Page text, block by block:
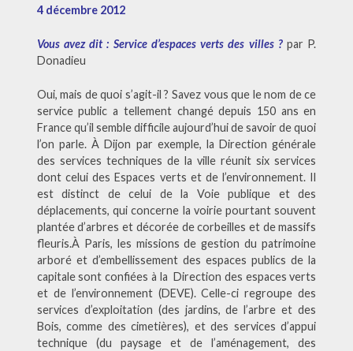
4 décembre 2012
Vous avez dit : Service d’espaces verts des villes ?par P.
Donadieu
Oui, mais de quoi s’agit-il ? Savez vous que le nom de ce
service public a tellement changé depuis 150 ans en
France qu’il semble difficile aujourd’hui de savoir de quoi
l’on parle. À Dijon par exemple, la Direction générale
des services techniques de la ville réunit six services
dont celui des Espaces verts et de l’environnement. Il
est distinct de celui de la Voie publique et des
déplacements, qui concerne la voirie pourtant souvent
plantée d’arbres et décorée de corbeilles et de massifs
fleuris.À Paris, les missions de gestion du patrimoine
arboré et d’embellissement des espaces publics de la
capitale sont confiées à la Direction des espaces verts
et de l’environnement (DEVE). Celle-ci regroupe des
services d’exploitation (des jardins, de l’arbre et des
Bois, comme des cimetières), et des services d’appui
technique (du paysage et de l’aménagement, des